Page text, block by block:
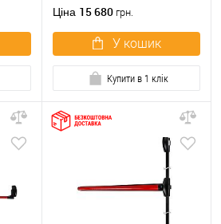
Ціна 15 680 грн.
У кошик
Купити в 1 клік